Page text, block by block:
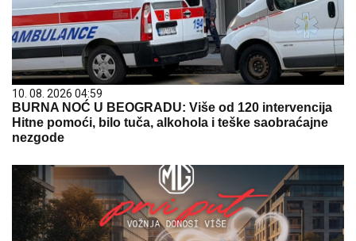
10. 08. 2026 04:59
BURNA NOĆ U BEOGRADU: Više od 120 intervencija
Hitne pomoći, bilo tuča, alkohola i teške saobraćajne
nezgode